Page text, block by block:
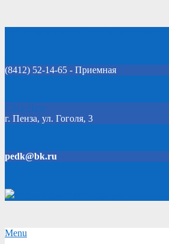
(8412) 52-14-65 - Приемная
Click Here
г. Пенза, ул. Гоголя, 3
pedk@bk.ru
Secondary
Menu